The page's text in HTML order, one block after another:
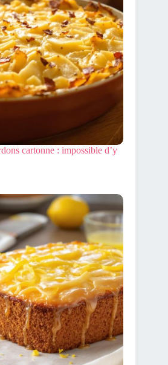
cartonne : impossible d’y